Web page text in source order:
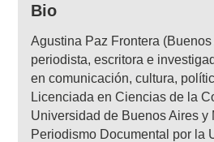
Bio
Agustina Paz Frontera
periodista, escritora e
en comunicación, cultura,
Licenciada en Ciencias de la
Universidad de Buenos Aires y
Periodismo Documental por la